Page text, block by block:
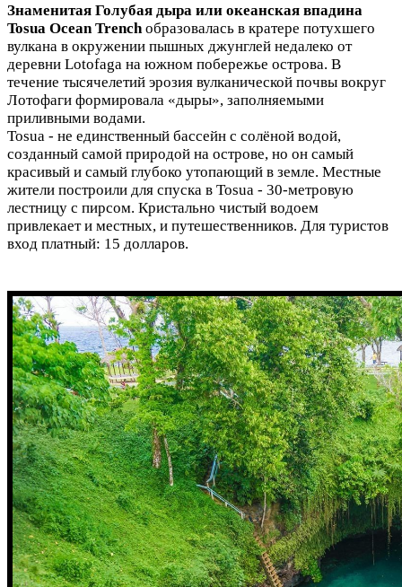
Знаменитая Голубая дыра или океанская впадина
Tosua Ocean Trenchобразовалась в кратере потухшего
вулкана в окружении пышных джунглей недалеко от
деревни Lotofaga на южном побережье острова. В
течение тысячелетий эрозия вулканической почвы вокруг
Лотофаги формировала «дыры», заполняемыми
приливными водами.
Tosua - не единственный бассейн с солёной водой,
созданный самой природой на острове, но он самый
красивый и самый глубоко утопающий в земле. Местные
жители построили для спуска в Tosua - 30-метровую
лестницу с пирсом. Кристально чистый водоем
привлекает и местных, и путешественников. Для туристов
вход платный: 15 долларов.